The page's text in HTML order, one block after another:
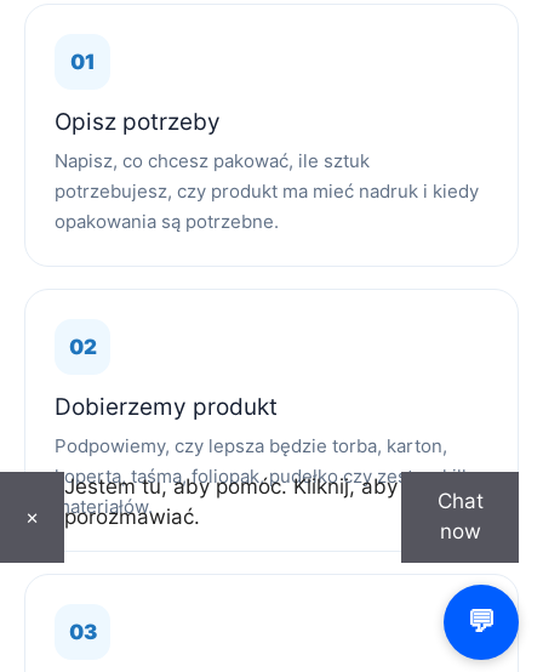
Opisz potrzeby
Napisz, co chcesz pakować, ile sztuk
potrzebujesz, czy produkt ma mieć nadruk i kiedy
opakowania są potrzebne.
Dobierzemy produkt
Podpowiemy, czy lepsza będzie torba, karton,
koperta, taśma, foliopak, pudełko czy zestaw kilku
materiałów.
×
Jestem tu, aby pomóc. Kliknij, aby
porozmawiać.
Chat
now